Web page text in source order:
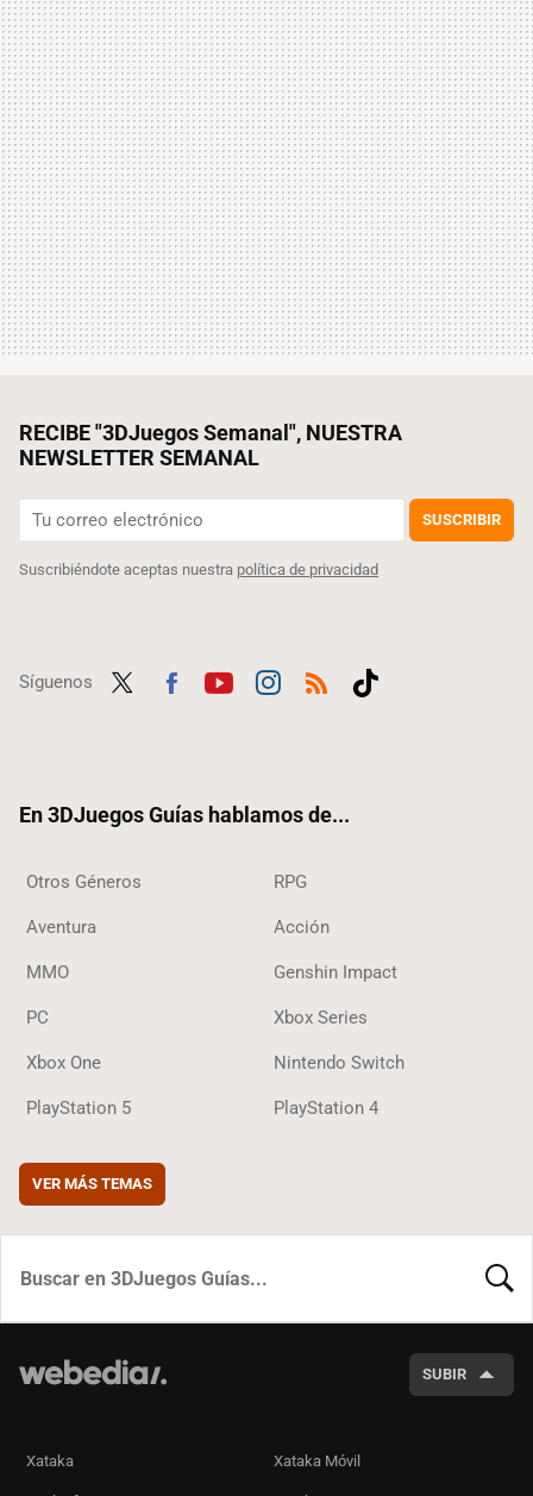
RECIBE "3DJuegos Semanal", NUESTRA
NEWSLETTER SEMANAL
SUSCRIBIR
Suscribiéndote aceptas nuestra política de privacidad
Síguenos
En 3DJuegos Guías hablamos de...
Otros Géneros RPG
Aventura Acción
MMO Genshin Impact
PC Xbox Series
Xbox One Nintendo Switch
PlayStation 5 PlayStation 4
VER MÁS TEMAS
SUBIR
Xataka Xataka Móvil